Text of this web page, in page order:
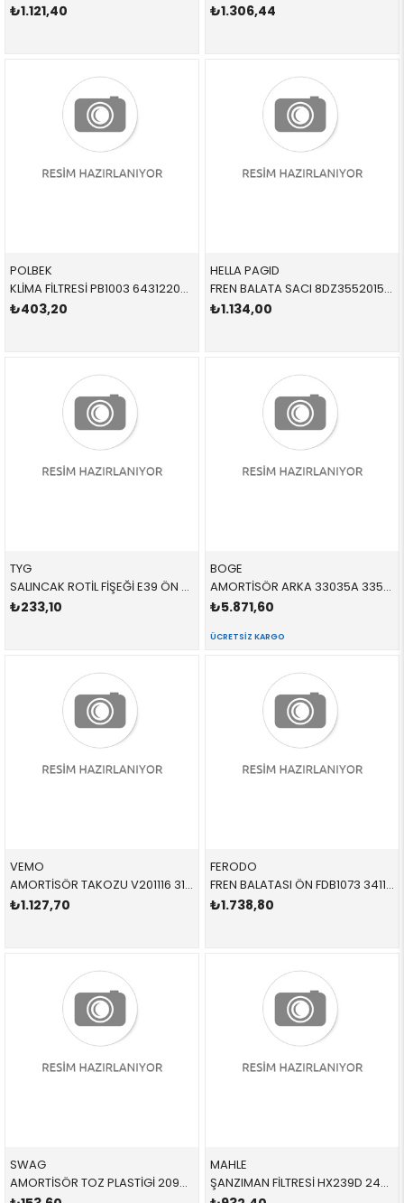
₺1.121,40 ₺1.306,44
POLBEK
KLİMA FİLTRESİ PB1003 64312207985 64312207985 E39 1996-2004
₺403,20
HELLA PAGID
FREN BALATA SACI 8DZ355201551 34111164611 34116752424 E31,E38,E39,X3,X5 2.0,2.5,2.8,3.0 ÖN-SET 1996-2004
₺1.134,00
TYG
SALINCAK ROTİL FİŞEĞİ E39 ÖN 31121094232 31122341296 31122341219 E39 BÜYÜK SAĞ-SOL 1996-2004
₺233,10
BOGE
AMORTİSÖR ARKA 33035A 33521091922 33521093646 E39 2.0,2.8,3.0 SAĞ-SOL 1996-2004
₺5.871,60
ÜCRETSIZ KARGO
VEMO
AMORTİSÖR TAKOZU V201116 31331139452 31331139452 E34,E24,E28,E30 1.6,1.8,2.0,2.4,2.5,M3 ÖN SAĞ-SOL 1980-1995
₺1.127,70
FERODO
FREN BALATASI ÖN FDB1073 34116761280 34116761279 E39 M51,M52,M54,M57 1996-2004
₺1.738,80
SWAG
AMORTİSÖR TOZ PLASTİGİ 20936074 31331137932 31331137932 E36,E39,E38,E52 1.6,1.8,2.0,2.5,M3 ÖN SAĞ-SOL 1991-1998
MAHLE
ŞANZIMAN FİLTRESİ HX239D 24341423376 24341423376 E38,E39,E46 M52,M54 CONTALI 1995-2003